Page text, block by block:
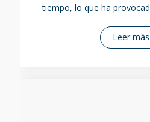
tiempo, lo que ha
Leer más